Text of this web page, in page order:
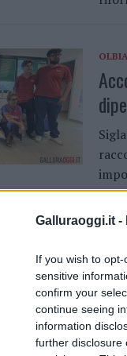
Galluraoggi.it -
If you wish to
sensitive
confirm your
continue seeing
information
further disclosure
Il